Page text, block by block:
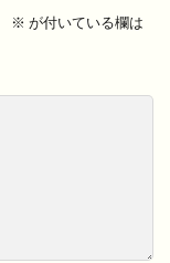
※ が付いている欄は